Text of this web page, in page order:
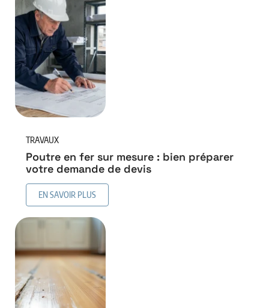
TRAVAUX
Poutre en fer sur mesure : bien préparer
votre demande de devis
EN SAVOIR PLUS